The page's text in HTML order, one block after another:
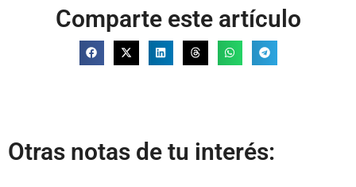
Comparte este artículo
Otras notas de tu interés: